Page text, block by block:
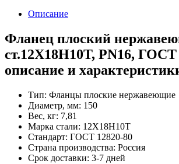
Описание
Фланец плоский
ст.12Х18Н10Т, PN16, ГОСТ
описание и
Тип: Фланцы плоские нержавеющие
Диаметр, мм: 150
Вес, кг: 7,81
Марка стали: 12Х18Н10Т
Стандарт: ГОСТ 12820-80
Страна производства: Россия
Срок доставки: 3-7 дней